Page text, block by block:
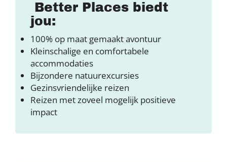
Better Places biedt
jou:
100% op maat gemaakt avontuur
Kleinschalige en comfortabele
accommodaties
Bijzondere natuurexcursies
Gezinsvriendelijke reizen
Reizen met zoveel mogelijk positieve
impact